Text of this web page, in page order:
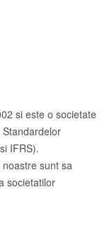
si este o societate
IFRS).
sunt sa
societatilor